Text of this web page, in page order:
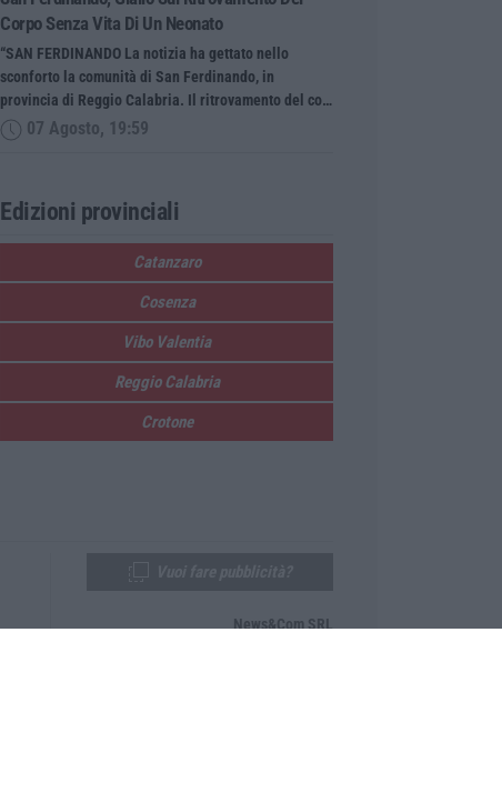
Corpo Senza Vita Di Un Neonato
“SAN FERDINANDO La notizia ha gettato nello
sconforto la comunità di San Ferdinando, in
provincia di Reggio Calabria. Il ritrovamento del co…
07 Agosto, 19:59
Edizioni provinciali
Catanzaro
Cosenza
Vibo Valentia
Reggio Calabria
Crotone
News&Com SRL